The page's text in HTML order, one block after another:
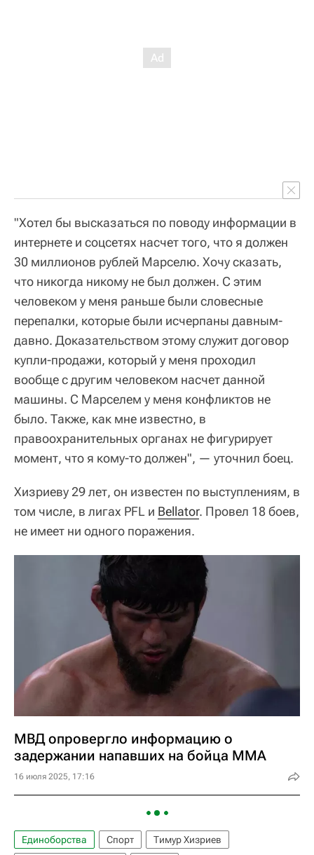
"Хотел бы высказаться по поводу информации в
интернете и соцсетях насчет того, что я должен
30 миллионов рублей Марселю. Хочу сказать,
что никогда никому не был должен. С этим
человеком у меня раньше были словесные
перепалки, которые были исчерпаны давным-
давно. Доказательством этому служит договор
купли-продажи, который у меня проходил
вообще с другим человеком насчет данной
машины. С Марселем у меня конфликтов не
было. Также, как мне известно, в
правоохранительных органах не фигурирует
момент, что я кому-то должен", — уточнил боец.
Хизриеву 29 лет, он известен по выступлениям, в
том числе, в лигах PFL и Bellator. Провел 18 боев,
не имеет ни одного поражения.
МВД опровергло информацию о
задержании напавших на бойца MMA
16 июля 2025, 17:16
Единоборства Спорт
Тимур Хизриев